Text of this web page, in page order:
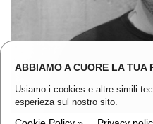
ABBIAMO A CUORE LA TUA
Usiamo i cookies e altre simili
esperieza sul nostro sito.